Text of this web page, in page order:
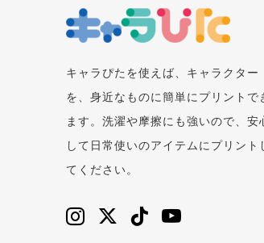
キャラぴたを使えば、キャラクター
を、身近なものに簡単にプリントで
ます。洗濯や摩擦にも強いので、安
して日常使いのアイテムにプリント
てください。